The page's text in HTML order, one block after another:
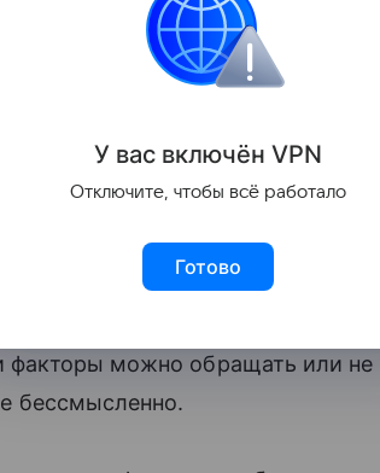
энергии человеческим
телефона. Чем более
Благодаря сетям LTE
в постоянный излучатель
газы на автодорогах; шум
офисе, есть вредное
факторы можно обращать или не
бессмысленно.
У вас включён VPN
Отключите, чтобы всё работало
Готово